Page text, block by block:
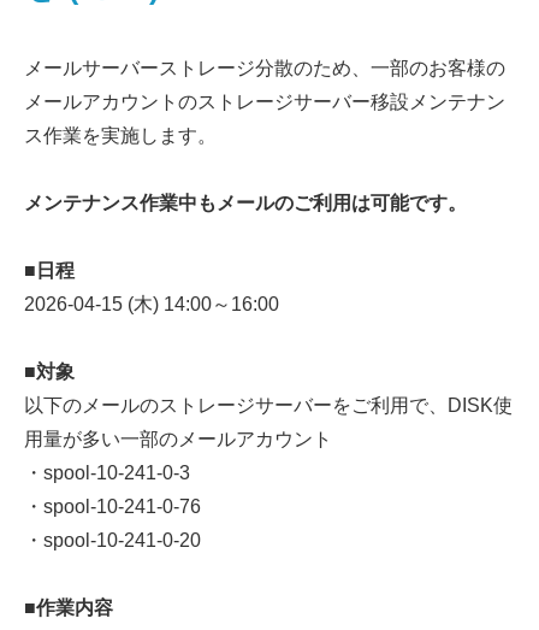
メールサーバーストレージ分散のため、一部のお客様の
メールアカウントのストレージサーバー移設メンテナン
ス作業を実施します。
メンテナンス作業中もメールのご利用は可能です。
■日程
2026-04-15 (木) 14:00～16:00
■対象
以下のメールのストレージサーバーをご利用で、DISK使
用量が多い一部のメールアカウント
・spool-10-241-0-3
・spool-10-241-0-76
・spool-10-241-0-20
■作業内容